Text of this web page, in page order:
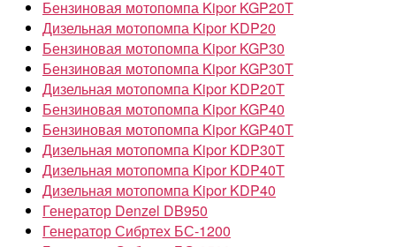
Бензиновая мотопомпа Kipor KGP20T
Дизельная мотопомпа Kipor KDP20
Бензиновая мотопомпа Kipor KGP30
Бензиновая мотопомпа Kipor KGP30T
Дизельная мотопомпа Kipor KDP20T
Бензиновая мотопомпа Kipor KGP40
Бензиновая мотопомпа Kipor KGP40T
Дизельная мотопомпа Kipor KDP30T
Дизельная мотопомпа Kipor KDP40T
Дизельная мотопомпа Kipor KDP40
Генератор Denzel DB950
Генератор Сибртех БС-1200